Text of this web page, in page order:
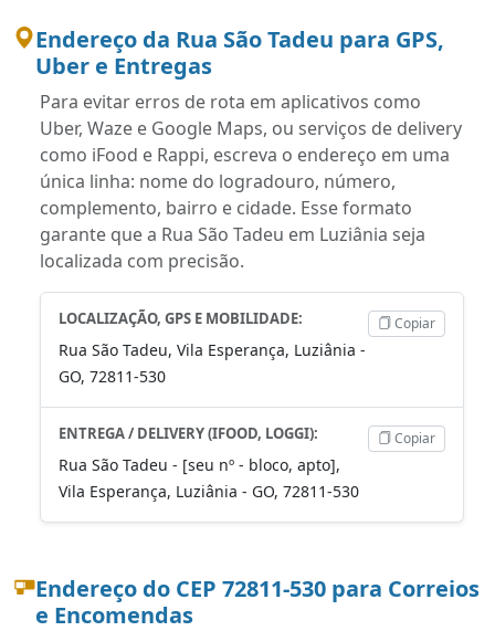
Endereço da Rua São Tadeu para GPS,
Uber e Entregas
Para evitar erros de rota em aplicativos como
Uber, Waze e Google Maps, ou serviços de delivery
como iFood e Rappi, escreva o endereço em uma
única linha: nome do logradouro, número,
complemento, bairro e cidade. Esse formato
garante que a Rua São Tadeu em Luziânia seja
localizada com precisão.
LOCALIZAÇÃO, GPS E MOBILIDADE:
Rua São Tadeu, Vila Esperança, Luziânia -
GO, 72811-530
Copiar
ENTREGA / DELIVERY (IFOOD, LOGGI):
Rua São Tadeu - [seu nº - bloco, apto],
Vila Esperança, Luziânia - GO, 72811-530
Copiar
Endereço do CEP 72811-530 para Correios
e Encomendas